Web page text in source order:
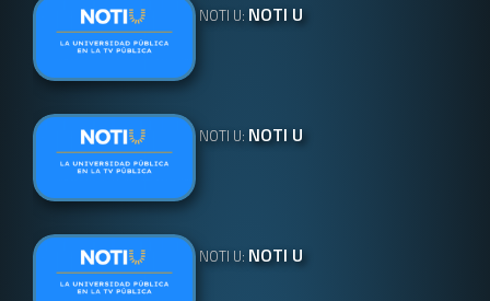
NOTI U: NOTI U
NOTI U: NOTI U
NOTI U: NOTI U